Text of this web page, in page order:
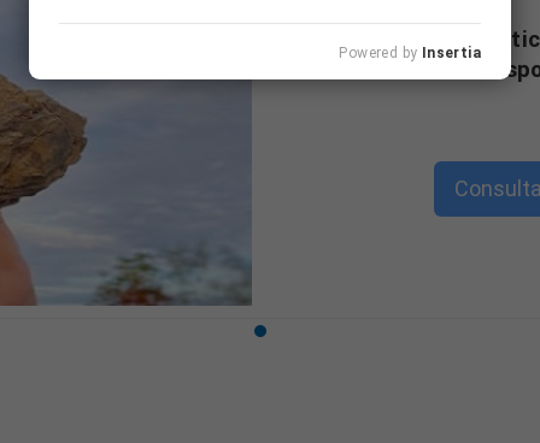
"Cursos con
formativa
Powered by Insertia